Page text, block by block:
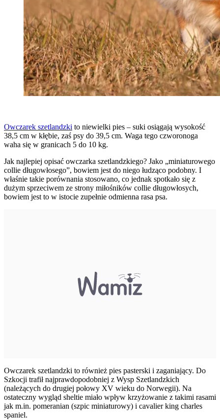
Owczarek szetlandzki to niewielki pies – suki osiągają wysokość
38,5 cm w kłębie, zaś psy do 39,5 cm. Waga tego czworonoga
waha się w granicach 5 do 10 kg.
Jak najlepiej opisać owczarka szetlandzkiego? Jako „miniaturowego
collie długowłosego”, bowiem jest do niego łudząco podobny. I
właśnie takie porównania stosowano, co jednak spotkało się z
dużym sprzeciwem ze strony miłośników collie długowłosych,
bowiem jest to w istocie zupełnie odmienna rasa psa.
Owczarek szetlandzki to również pies pasterski i zaganiający. Do
Szkocji trafił najprawdopodobniej z Wysp Szetlandzkich
(należących do drugiej połowy XV wieku do Norwegii). Na
ostateczny wygląd sheltie miało wpływ krzyżowanie z takimi rasami
jak m.in. pomeranian (szpic miniaturowy) i cavalier king charles
spaniel.